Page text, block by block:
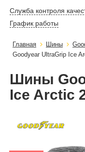
Служба контроля
График работы
Главная Шины
Goodyear UltraGrip Ice
Шины
Ice Arctic